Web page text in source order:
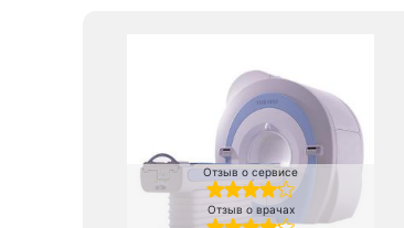
Отзыв о сервисе
Отзыв о врачах